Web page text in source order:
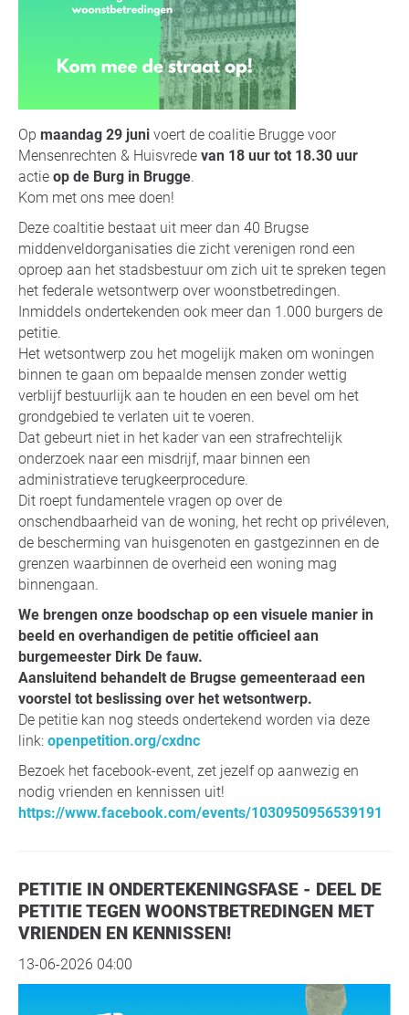
Op maandag 29 juni voert de coalitie Brugge voor
Mensenrechten & Huisvrede van 18 uur tot 18.30 uur
actie op de Burg in Brugge.
Kom met ons mee doen!
Deze coaltitie bestaat uit meer dan 40 Brugse
middenveldorganisaties die zicht verenigen rond een
oproep aan het stadsbestuur om zich uit te spreken tegen
het federale wetsontwerp over woonstbetredingen.
Inmiddels ondertekenden ook meer dan 1.000 burgers de
petitie.
Het wetsontwerp zou het mogelijk maken om woningen
binnen te gaan om bepaalde mensen zonder wettig
verblijf bestuurlijk aan te houden en een bevel om het
grondgebied te verlaten uit te voeren.
Dat gebeurt niet in het kader van een strafrechtelijk
onderzoek naar een misdrijf, maar binnen een
administratieve terugkeerprocedure.
Dit roept fundamentele vragen op over de
onschendbaarheid van de woning, het recht op privéleven,
de bescherming van huisgenoten en gastgezinnen en de
grenzen waarbinnen de overheid een woning mag
binnengaan.
We brengen onze boodschap op een visuele manier in
beeld en overhandigen de petitie officieel aan
burgemeester Dirk De fauw.
Aansluitend behandelt de Brugse gemeenteraad een
voorstel tot beslissing over het wetsontwerp.
De petitie kan nog steeds ondertekend worden via deze
link: openpetition.org/cxdnc
Bezoek het facebook-event, zet jezelf op aanwezig en
nodig vrienden en kennissen uit!
https://www.facebook.com/events/1030950956539191
PETITIE IN ONDERTEKENINGSFASE - DEEL DE
PETITIE TEGEN WOONSTBETREDINGEN MET
VRIENDEN EN KENNISSEN!
13-06-2026 04:00